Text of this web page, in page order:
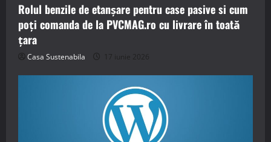
Rolul benzile de etanșare pentru case pasive si cum
poți comanda de la PVCMAG.ro cu livrare în toată
țara
Casa Sustenabila 17 iunie 2026